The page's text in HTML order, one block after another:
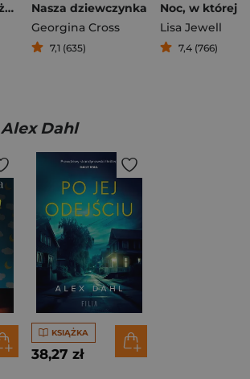
Jedno z nas nie żyje
Nasza dziewczynka
Georgina Cross
7,1 (635)
Lisa Jewell
7,4 (766)
Alex Dahl
KSIĄŻKA
38,27 zł